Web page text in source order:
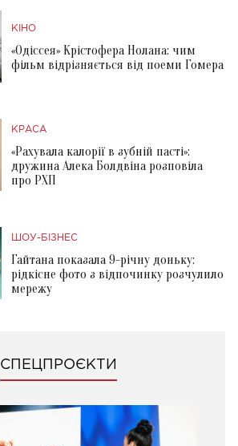
КІНО
«Одіссея» Крістофера Нолана: чим
фільм відрізняється від поеми Гомера
КРАСА
«Рахувала калорії в зубній пасті»:
дружина Алека Болдвіна розповіла
про РХП
ШОУ-БІЗНЕС
Гайтана показала 9-річну доньку:
рідкісне фото з відпочинку розчулило
мережу
СПЕЦПРОЄКТИ